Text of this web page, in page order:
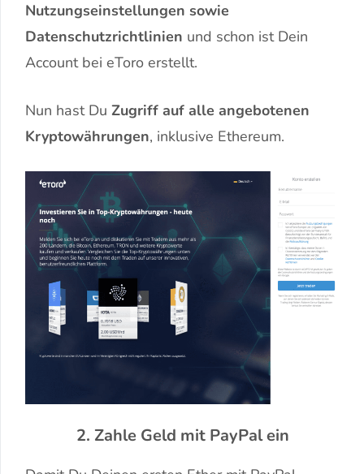
Nutzungseinstellungen sowie
Datenschutzrichtlinien und schon ist Dein
Account bei eToro erstellt.
Nun hast Du Zugriff auf alle angebotenen
Kryptowährungen, inklusive Ethereum.
2. Zahle Geld mit PayPal ein